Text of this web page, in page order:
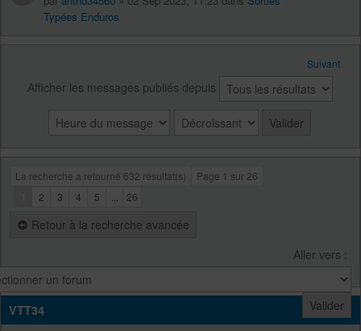
Typées Enduros
Suivant
Afficher les messages publiés depuis
La recherche a retourné 632 résultat(s) Page 1 sur 26
2 3 4 5 26
Retour à la recherche avancée
Aller vers :
VTT34